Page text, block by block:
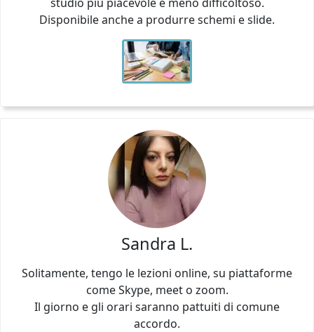
Disponibile anche a produrre schemi e slide.
Sandra L.
Solitamente, tengo le lezioni online, su piattaforme
come Skype, meet o zoom.
Il giorno e gli orari saranno pattuiti di comune
accordo.